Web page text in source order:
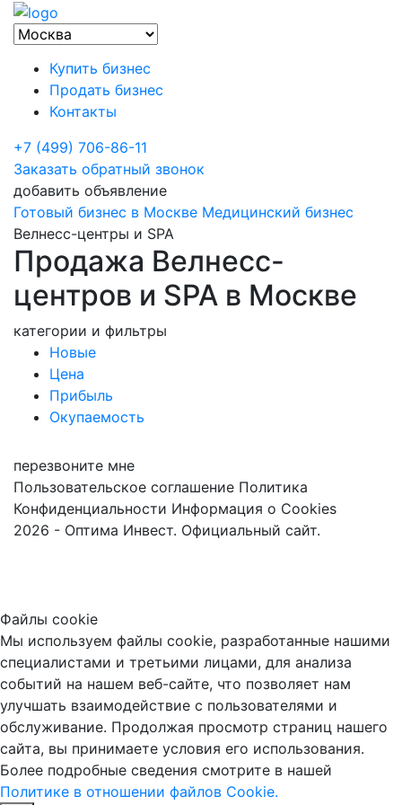
Купить бизнес
Продать бизнес
Контакты
+7 (499) 706-86-11
Заказать обратный звонок
добавить объявление
Готовый бизнес в Москве Медицинский бизнес
Велнесс-центры и SPA
Продажа Велнесс-
центров и SPA в Москве
категории и фильтры
Новые
Цена
Прибыль
Окупаемость
перезвоните мне
Пользовательское соглашение Политика
Конфиденциальности Информация о Cookies
2026 - Оптима Инвест. Официальный сайт.
Файлы cookie
Мы используем файлы cookie, разработанные нашими
специалистами и третьими лицами, для анализа
событий на нашем веб-сайте, что позволяет нам
улучшать взаимодействие с пользователями и
обслуживание. Продолжая просмотр страниц нашего
сайта, вы принимаете условия его использования.
Более подробные сведения смотрите в нашей
Политике в отношении файлов Cookie.